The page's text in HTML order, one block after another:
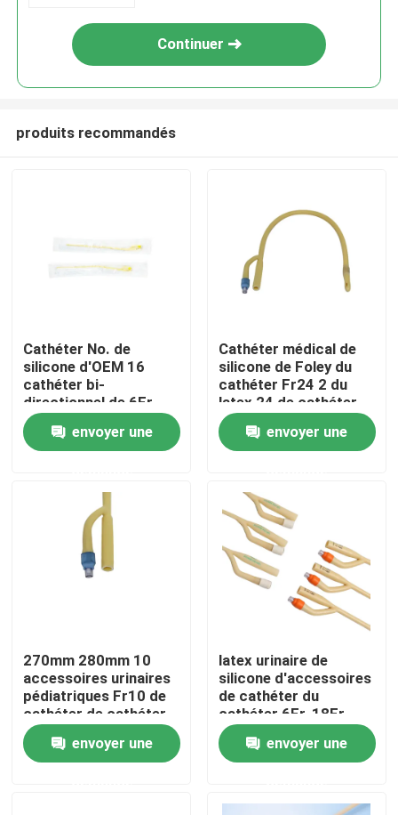
Aperçu
Produits
A propos de nous
Visite d'usine
Contact
Demande de soumission
Continuer
produits recommandés
Cathéter No. de
silicone d'OEM 16
cathéter bi-
directionnel de 6Fr
-18Fr Foley
envoyer une
Cathéter médical de
silicone de Foley du
cathéter Fr24 2 du
latex 24 de cathéter
français de manière
envoyer une
270mm 280mm 10
accessoires urinaires
pédiatriques Fr10 de
cathéter de cathéter
français
envoyer une
latex urinaire de
silicone d'accessoires
de cathéter du
cathéter 6Fr-18Fr
interne masculin
envoyer une